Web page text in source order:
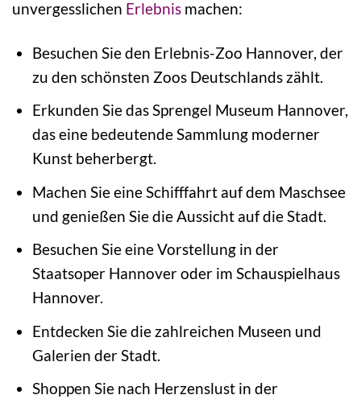
unvergesslichen Erlebnis machen:
Besuchen Sie den Erlebnis-Zoo Hannover, der
zu den schönsten Zoos Deutschlands zählt.
Erkunden Sie das Sprengel Museum Hannover,
das eine bedeutende Sammlung moderner
Kunst beherbergt.
Machen Sie eine Schifffahrt auf dem Maschsee
und genießen Sie die Aussicht auf die Stadt.
Besuchen Sie eine Vorstellung in der
Staatsoper Hannover oder im Schauspielhaus
Hannover.
Entdecken Sie die zahlreichen Museen und
Galerien der Stadt.
Shoppen Sie nach Herzenslust in der